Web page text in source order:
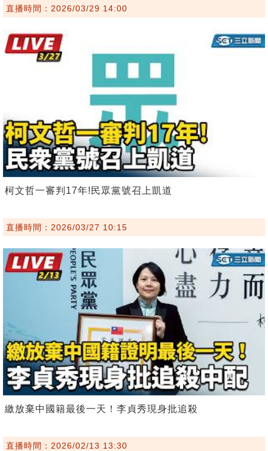
直播時間：2026/03/29 14:00
柯文哲一審判17年!民眾黨號召上凱道
直播時間：2026/03/27 10:15
繳放棄中國籍最後一天！李貞秀現身批追殺
直播時間：2026/02/13 13:30